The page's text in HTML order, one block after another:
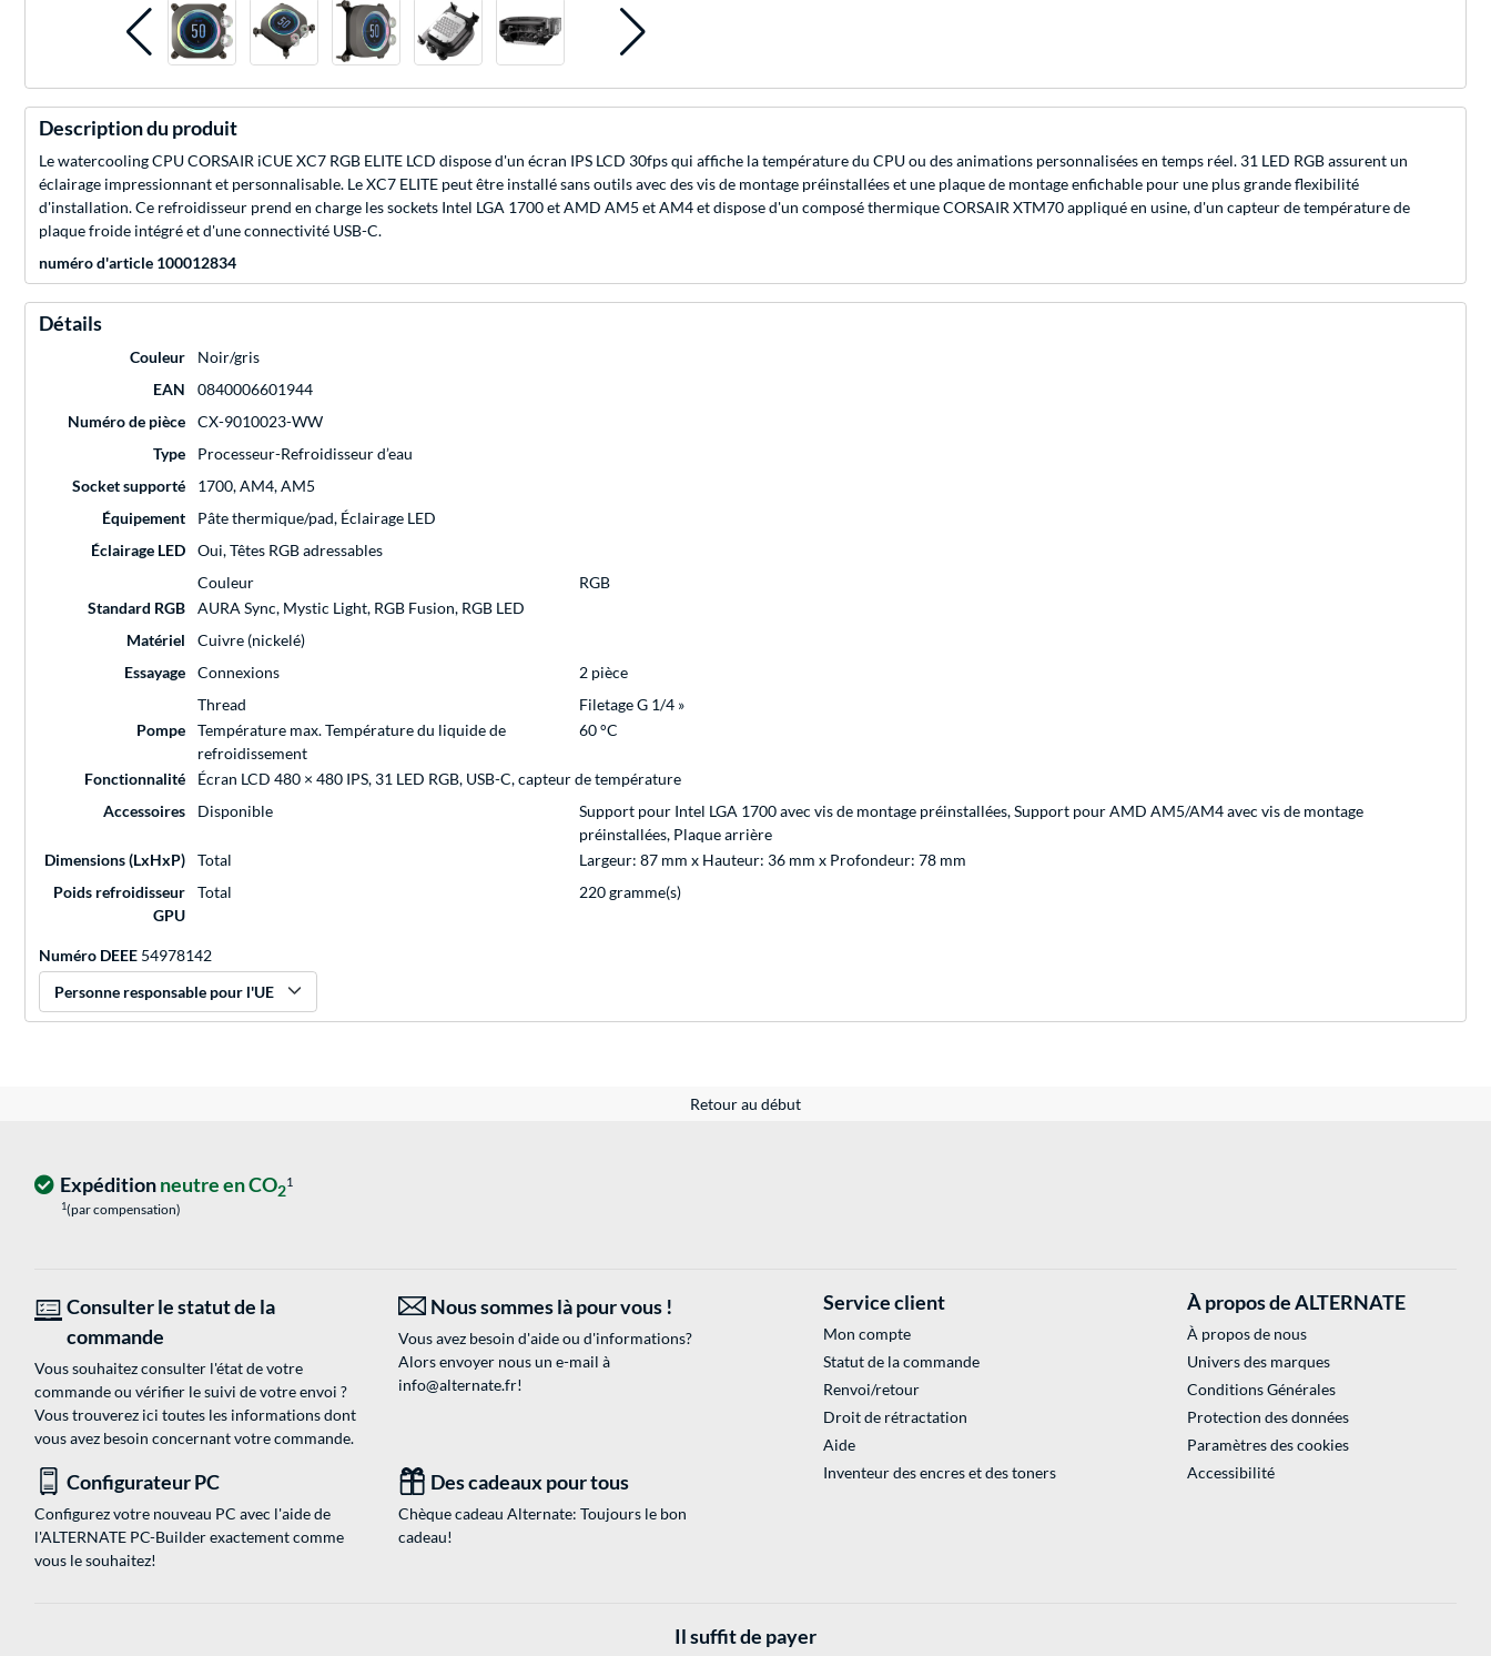
Description du produit
Le watercooling CPU CORSAIR iCUE XC7 RGB ELITE LCD dispose d'un écran IPS LCD 30fps qui affiche la température du CPU ou des animations personnalisées en temps réel. 31 LED RGB assurent un
éclairage impressionnant et personnalisable. Le XC7 ELITE peut être installé sans outils avec des vis de montage préinstallées et une plaque de montage enfichable pour une plus grande flexibilité
d'installation. Ce refroidisseur prend en charge les sockets Intel LGA 1700 et AMD AM5 et AM4 et dispose d'un composé thermique CORSAIR XTM70 appliqué en usine, d'un capteur de température de
plaque froide intégré et d'une connectivité USB-C.
numéro d'article 100012834
Détails
Couleur
Noir/gris
EAN
0840006601944
Numéro de pièce
CX-9010023-WW
Type
Processeur-Refroidisseur d’eau
Socket supporté
1700, AM4, AM5
Équipement
Pâte thermique/pad, Éclairage LED
Éclairage LED
Oui, Têtes RGB adressables
Couleur
RGB
Standard RGB
AURA Sync, Mystic Light, RGB Fusion, RGB LED
Matériel
Cuivre (nickelé)
Essayage
Connexions
2 pièce
Thread
Filetage G 1/4 »
Pompe
Température max. Température du liquide de
refroidissement
60 °C
Fonctionnalité
Écran LCD 480 × 480 IPS, 31 LED RGB, USB-C, capteur de température
Accessoires
Disponible
Support pour Intel LGA 1700 avec vis de montage préinstallées, Support pour AMD AM5/AM4 avec vis de montage
préinstallées, Plaque arrière
Dimensions (LxHxP)
Total
Largeur: 87 mm x Hauteur: 36 mm x Profondeur: 78 mm
Poids refroidisseur
GPU
Total 220 gramme(s)
Numéro DEEE 54978142
Personne responsable pour l'UE
Retour au début
Expéditionneutre en CO21
1(par compensation)
Consulter le statut de la
commande
Vous souhaitez consulter l'état de votre
commande ou vérifier le suivi de votre envoi ?
Vous trouverez ici toutes les informations dont
vous avez besoin concernant votre commande.
Nous sommes là pour vous !
Vous avez besoin d'aide ou d'informations?
Alors envoyer nous un e-mail à
info@alternate.fr!
Configurateur PC
Configurez votre nouveau PC avec l'aide de
l'ALTERNATE PC-Builder exactement comme
vous le souhaitez!
Des cadeaux pour tous
Chèque cadeau Alternate: Toujours le bon
cadeau!
Service client
Mon compte
Statut de la commande
Renvoi/retour
Droit de rétractation
Aide
Inventeur des encres et des toners
À propos de ALTERNATE
À propos de nous
Univers des marques
Conditions Générales
Protection des données
Paramètres des cookies
Accessibilité
Il suffit de payer